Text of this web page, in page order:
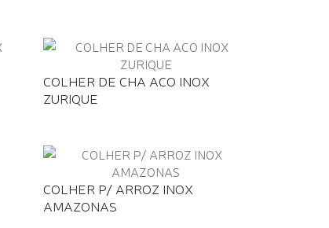
COLHER DE CHA ACO INOX
ZURIQUE
COLHER P/ ARROZ INOX
AMAZONAS